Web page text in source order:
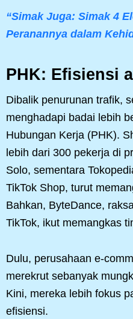
“Simak Juga: Simak 4
Peranannya dalam
PHK: Efisiensi
Dibalik penurunan trafik,
menghadapi badai lebih
Hubungan Kerja (PHK).
lebih dari 300 pekerja di
Solo, sementara
TikTok Shop, turut
Bahkan, ByteDance,
TikTok, ikut memangkas
Dulu, perusahaan e-
merekrut sebanyak
Kini, mereka lebih fokus
efisiensi.